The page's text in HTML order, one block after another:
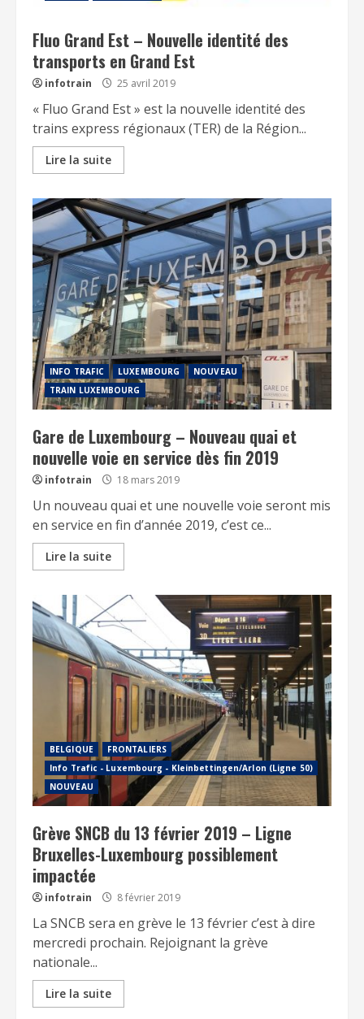
Fluo Grand Est – Nouvelle identité des
transports en Grand Est
infotrain 25 avril 2019
« Fluo Grand Est » est la nouvelle identité des
trains express régionaux (TER) de la Région...
Lire la suite
INFO TRAFIC LUXEMBOURG
NOUVEAU
TRAIN LUXEMBOURG
Gare de Luxembourg – Nouveau quai et
nouvelle voie en service dès fin 2019
infotrain 18 mars 2019
Un nouveau quai et une nouvelle voie seront mis
en service en fin d’année 2019, c’est ce...
Lire la suite
BELGIQUE
FRONTALIERS
Info Trafic - Luxembourg - Kleinbettingen/Arlon (Ligne 50)
NOUVEAU
Grève SNCB du 13 février 2019 – Ligne
Bruxelles-Luxembourg possiblement
impactée
infotrain 8 février 2019
La SNCB sera en grève le 13 février c’est à dire
mercredi prochain. Rejoignant la grève
nationale...
Lire la suite